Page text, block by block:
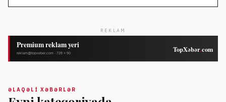
REKLAM
ƏLAQƏLI XƏBƏRLƏR